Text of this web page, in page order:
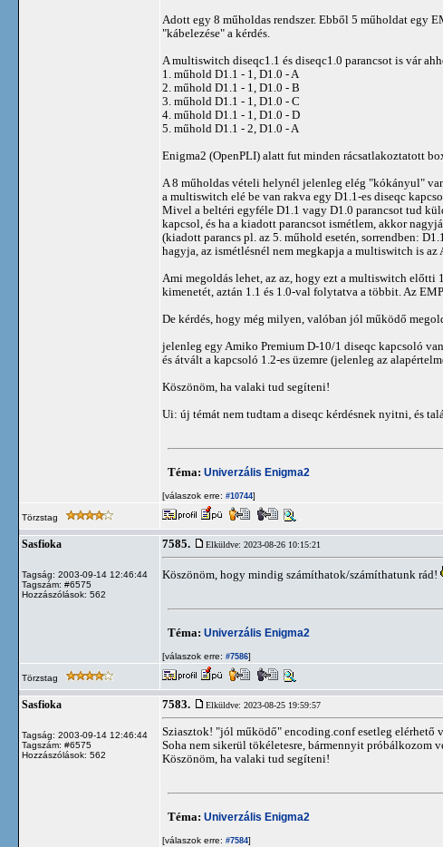
Adott egy 8 műholdas rendszer. Ebből 5 műholdat egy
"kábelezése" a kérdés.
A multiswitch diseqc1.1 és diseqc1.0 parancsot is vár
1. műhold D1.1 - 1, D1.0 - A
2. műhold D1.1 - 1, D1.0 - B
3. műhold D1.1 - 1, D1.0 - C
4. műhold D1.1 - 1, D1.0 - D
5. műhold D1.1 - 2, D1.0 - A
Enigma2 (OpenPLI) alatt fut minden rácsatlakoztatott
A 8 műholdas vételi helynél jelenleg elég "kókányul"
a multiswitch elé be van rakva egy D1.1-es diseqc
Mivel a beltéri egyféle D1.1 vagy D1.0 parancsot tud
kapcsol, és ha a kiadott parancsot ismétlem, akkor
(kiadott parancs pl. az 5. műhold esetén, sorrendben:
hagyja, az ismétlésnél nem megkapja a multiswitch is az
Ami megoldás lehet, az az, hogy ezt a multiswitch előtti
kimenetét, aztán 1.1 és 1.0-val folytatva a többit. Az
De kérdés, hogy még milyen, valóban jól működő
jelenleg egy Amiko Premium D-10/1 diseqc kapcsoló
és átvált a kapcsoló 1.2-es üzemre (jelenleg az
Köszönöm, ha valaki tud segíteni!
Ui: új témát nem tudtam a diseqc kérdésnek nyitni, és
Téma: Univerzális Enigma2
[válaszok erre: #10744]
Törzstag
Sasfioka
Tagság: 2003-09-14 12:46:44
Tagszám: #6575
Hozzászólások: 562
7585. Elküldve: 2023-08-26 10:15:21
Köszönöm, hogy mindig számíthatok/számíthatunk rád!
Téma: Univerzális Enigma2
[válaszok erre: #7586]
Törzstag
Sasfioka
Tagság: 2003-09-14 12:46:44
Tagszám: #6575
Hozzászólások: 562
7583. Elküldve: 2023-08-25 19:59:57
Sziasztok! "jól működő" encoding.conf esetleg elérhető
Soha nem sikerül tökéletesre, bármennyit próbálkozom
Köszönöm, ha valaki tud segíteni!
Téma: Univerzális Enigma2
[válaszok erre: #7584]